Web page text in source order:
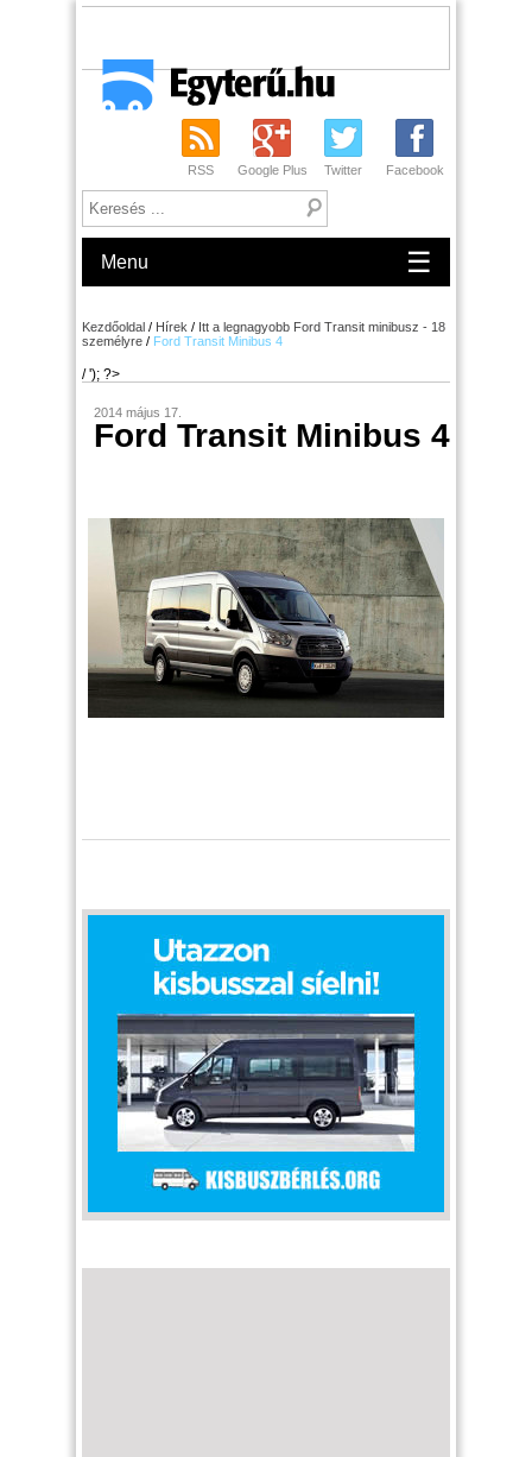
RSS Google Plus Twitter Facebook
Menu ☰
Kezdőoldal / Hírek / Itt a legnagyobb Ford Transit minibusz - 18
személyre / Ford Transit Minibus 4
/ '); ?>
2014 május 17.
Ford Transit Minibus 4